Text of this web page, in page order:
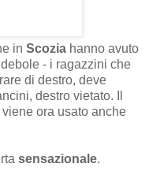
in Scozia hanno avuto
- i ragazzini che
di destro, deve
destro vietato. Il
ora usato anche
sensazionale.